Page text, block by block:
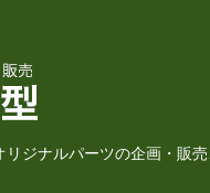
リジナルパーツの企画・販